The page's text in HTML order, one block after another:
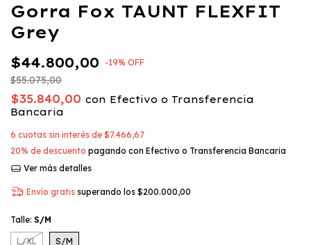
Gorra Fox TAUNT FLEXFIT
Grey
$44.800,00 -19% OFF
$55.075,00
$35.840,00 con Efectivo o Transferencia
Bancaria
6 cuotas sin interés de $7.466,67
20% de descuento pagando con Efectivo o Transferencia Bancaria
Ver más detalles
Envío gratis superando los $200.000,00
Talle: S/M
L/XL S/M